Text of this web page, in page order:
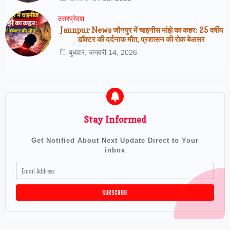
उत्तरप्रेदश
Jaunpur News जौनपुर में चाइनीस मांझे का कहर: 25 वर्षीय
डॉक्टर की दर्दनाक मौत, प्रशासन की रोक बेअसर
बुधवार, जनवरी 14, 2026
Stay Informed
Get Notified About Next Update Direct to Your
inbox